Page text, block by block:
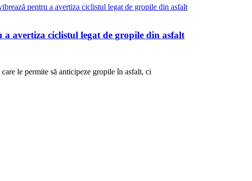
avertiza ciclistul legat de gropile din asfalt
le permite să anticipeze gropile în asfalt, ci